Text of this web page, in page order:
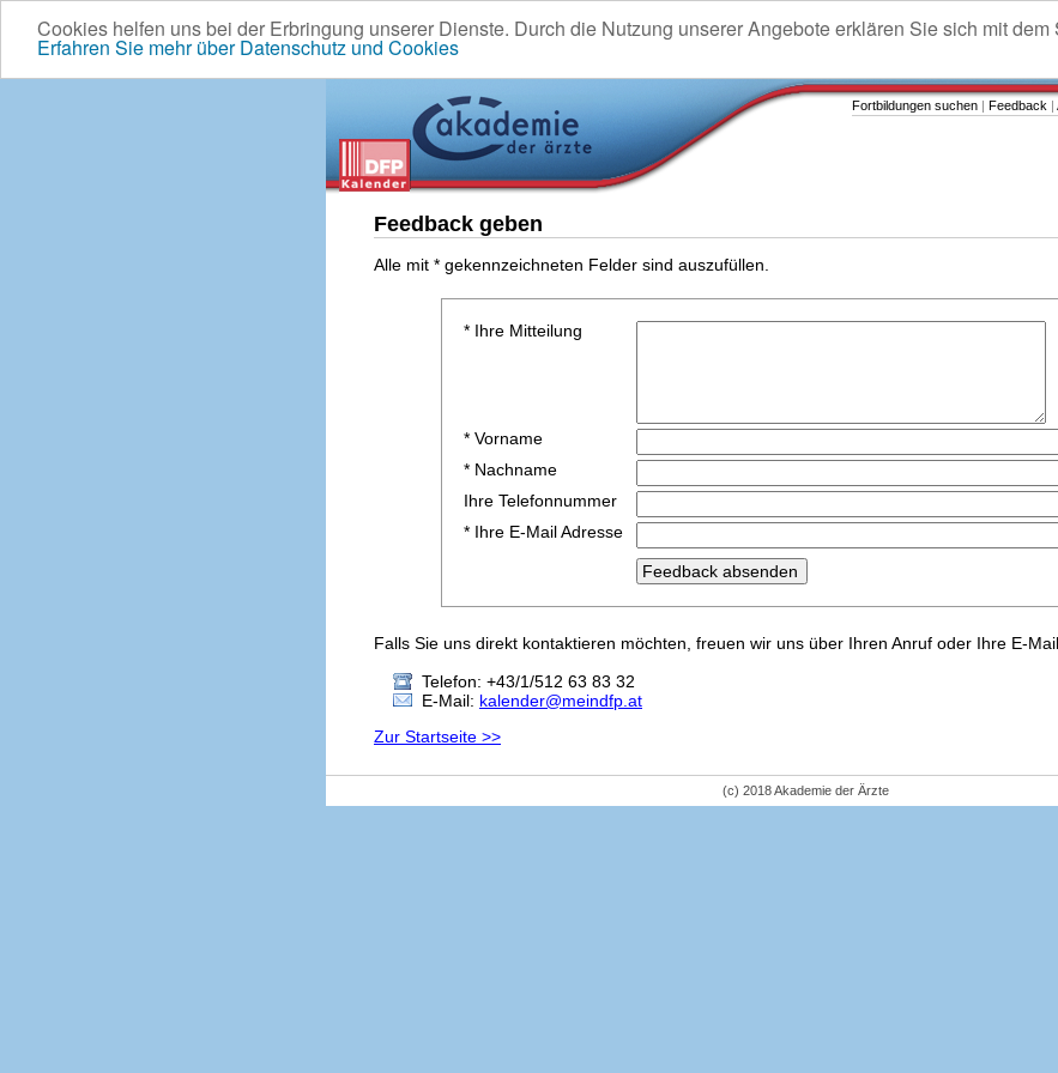
Cookies helfen uns bei der Erbringung unserer Dienste. Durch die Nutzung unserer Angebote erklären Sie sich mit
Erfahren Sie mehr über Datenschutz und Cookies
Fortbildungen suchen | Feedback |
Feedback geben
Alle mit * gekennzeichneten Felder sind auszufüllen.
* Ihre Mitteilung
* Vorname
* Nachname
Ihre Telefonnummer
* Ihre E-Mail Adresse
Falls Sie uns direkt kontaktieren möchten, freuen wir uns über Ihren Anruf oder Ihre E-
Telefon: +43/1/512 63 83 32
E-Mail: kalender@meindfp.at
Zur Startseite >>
(c) 2018 Akademie der Ärzte